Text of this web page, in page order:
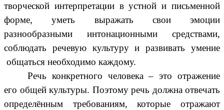
творческой интерпретации в устной и письменной
форме, уметь выражать свои эмоции
разнообразными интонационными средствами,
соблюдать речевую культуру и развивать умение
общаться необходимо каждому.
Речь конкретного человека – это отражение
его общей культуры. Поэтому речь должна отвечать
определённым требованиям, которые отражают